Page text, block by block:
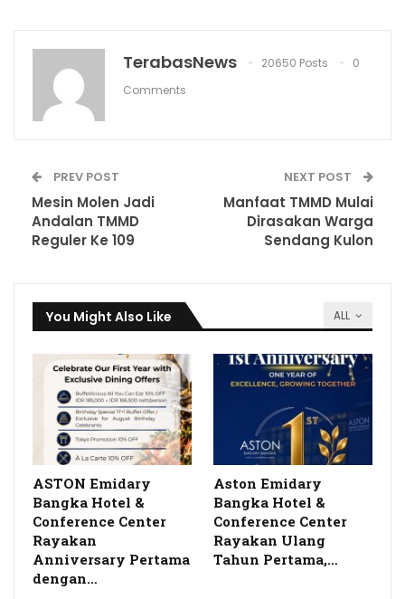
TerabasNews 20650 Posts
0
Comments
PREV POST
Mesin Molen Jadi
Andalan TMMD
Reguler Ke 109
NEXT POST
Manfaat TMMD Mulai
Dirasakan Warga
Sendang Kulon
ALL
You Might Also Like
ASTON Emidary
Bangka Hotel &
Conference Center
Rayakan
Anniversary Pertama
dengan…
Aston Emidary
Bangka Hotel &
Conference Center
Rayakan Ulang
Tahun Pertama,…